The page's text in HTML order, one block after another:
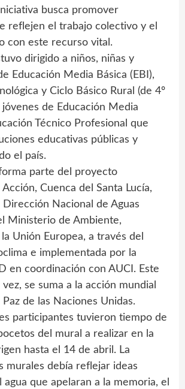
busca promover
reflejen el trabajo colectivo y el
con este recurso vital.
dirigido a niños, niñas y
Educación Media Básica (EBI),
y Ciclo Básico Rural (de 4º
jóvenes de Educación Media
Técnico Profesional que
educativas públicas y
el país.
parte del proyecto
Cuenca del Santa Lucía,
Dirección Nacional de Aguas
Ministerio de Ambiente,
Unión Europea, a través del
e implementada por la
en coordinación con AUCI. Este
se suma a la acción mundial
de las Naciones Unidas.
participantes tuvieron tiempo de
del mural a realizar en la
hasta el 14 de abril. La
murales debía reflejar ideas
agua que apelaran a la memoria, el